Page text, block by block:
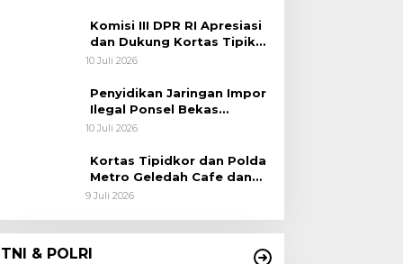
Habema
Komisi III DPR RI Apresiasi
dan Dukung Kortas Tipikor
Polri Usut Dugaan Korupsi
10 Juli 2026
Penyidikan Jaringan Impor
Ilegal Ponsel Bekas
Rampung, Tiga Tersangka
10 Juli 2026
Kortas Tipidkor dan Polda
Metro Geledah Cafe dan
Money Changer
9 Juli 2026
TNI & POLRI